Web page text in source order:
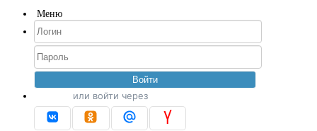
Меню
или войти через